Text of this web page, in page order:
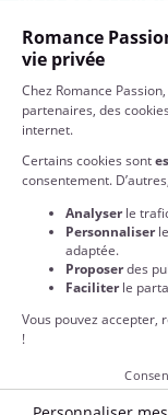
QUI SOMMES-
NOS
RESTEZ
Partenaire
notre site
disponibles